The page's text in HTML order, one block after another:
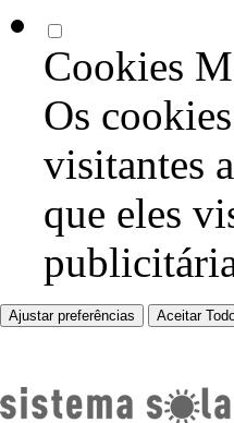
Cookies
Os
visitantes
que eles
Ajustar preferências Aceitar